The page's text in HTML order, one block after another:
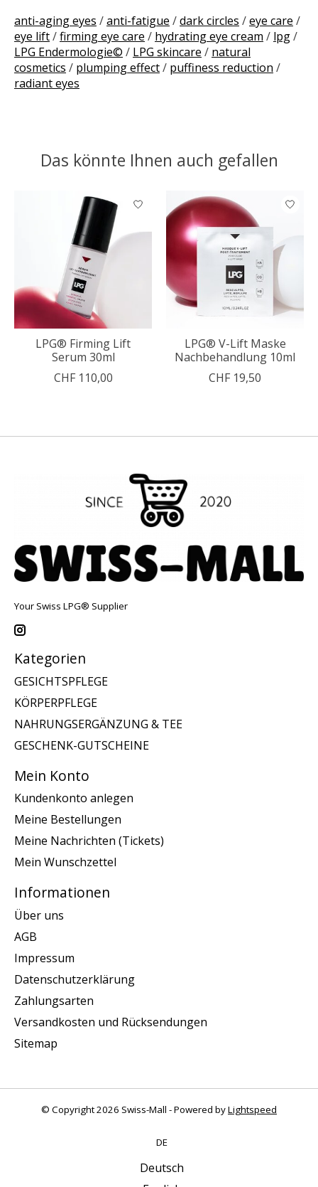
anti-aging eyes /anti-fatigue /dark circles /eye care /
eye lift/firming eye care / hydrating eye cream / lpg/
LPG Endermologie© / LPG skincare / natural
cosmetics / plumping effect/ puffiness reduction /
radiant eyes
Das könnte Ihnen auch gefallen
Produkt-Karussell-Artikel
LPG® Firming Lift
Serum 30ml
CHF 110,00
LPG® V-Lift Maske
Nachbehandlung 10ml
CHF 19,50
Your Swiss LPG® Supplier
Kategorien
GESICHTSPFLEGE
KÖRPERPFLEGE
NAHRUNGSERGÄNZUNG & TEE
GESCHENK-GUTSCHEINE
Mein Konto
Kundenkonto anlegen
Meine Bestellungen
Meine Nachrichten (Tickets)
Mein Wunschzettel
Informationen
Über uns
AGB
Impressum
Datenschutzerklärung
Zahlungsarten
Versandkosten und Rücksendungen
Sitemap
© Copyright 2026 Swiss-Mall - Powered byLightspeed
DE
Deutsch